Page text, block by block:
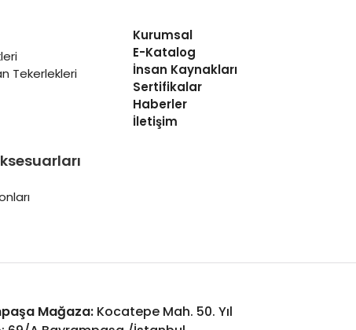
Tekerlekleri
Kurumsal
E-Katalog
İnsan Kaynakları
Sertifikalar
Haberler
İletişim
Mağaza:Kocatepe Mah. 50. Yıl